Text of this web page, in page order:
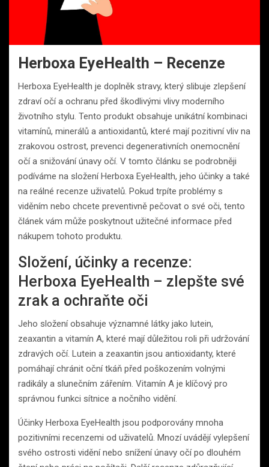
Herboxa EyeHealth – Recenze
Herboxa EyeHealth je doplněk stravy, který slibuje zlepšení
zdraví očí a ochranu před škodlivými vlivy moderního
životního stylu. Tento produkt obsahuje unikátní kombinaci
vitamínů, minerálů a antioxidantů, které mají pozitivní vliv na
zrakovou ostrost, prevenci degenerativních onemocnění
očí a snižování únavy očí. V tomto článku se podrobněji
podíváme na složení Herboxa EyeHealth, jeho účinky a také
na reálné recenze uživatelů. Pokud trpíte problémy s
viděním nebo chcete preventivně pečovat o své oči, tento
článek vám může poskytnout užitečné informace před
nákupem tohoto produktu.
Složení, účinky a recenze:
Herboxa EyeHealth – zlepšte své
zrak a ochraňte oči
Jeho složení obsahuje významné látky jako lutein,
zeaxantin a vitamín A, které mají důležitou roli při udržování
zdravých očí. Lutein a zeaxantin jsou antioxidanty, které
pomáhají chránit oční tkáň před poškozením volnými
radikály a slunečním zářením. Vitamín A je klíčový pro
správnou funkci sítnice a nočního vidění.
Účinky Herboxa EyeHealth jsou podporovány mnoha
pozitivními recenzemi od uživatelů. Mnozí uvádějí vylepšení
svého ostrosti vidění nebo snížení únavy očí po dlouhém